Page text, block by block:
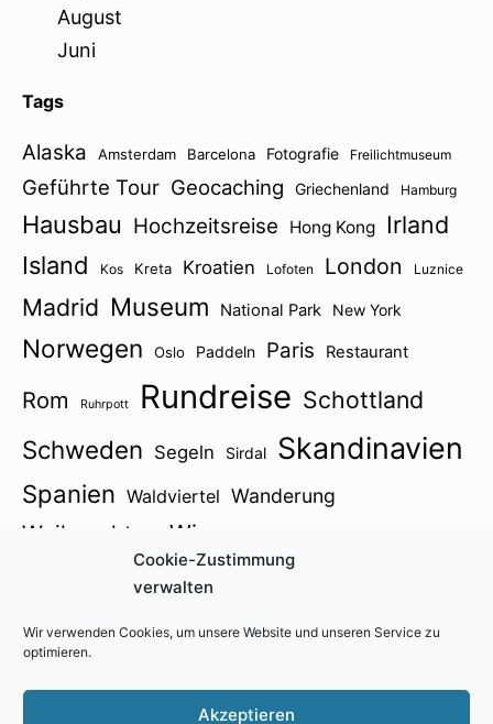
Cookie-Zustimmung
verwalten
Wir verwenden Cookies, um unsere Website und unseren Service zu
optimieren.
Akzeptieren
August
Juni
Tags
Alaska Amsterdam Barcelona Fotografie Freilichtmuseum
Geführte Tour Geocaching Griechenland Hamburg
Hausbau Hochzeitsreise Hong Kong Irland
Island
Kos Kreta Kroatien Lofoten London Luznice
Madrid Museum National Park New York
Norwegen Oslo Paddeln Paris Restaurant
Rom Ruhrpott Rundreise Schottland
Schweden Segeln Sirdal Skandinavien
Spanien Waldviertel Wanderung
Weihnachten Wien
Österreich2021
Kontakt Cookie-Richtlinie (EU)